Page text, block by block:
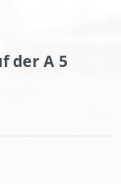
der A 5